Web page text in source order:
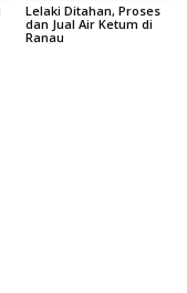
Lelaki Ditahan, Proses
dan Jual Air Ketum di
Ranau